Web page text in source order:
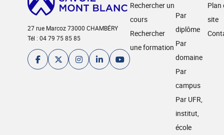
27 rue Marcoz 73000 CHAMBÉRY
Tél : 04 79 75 85 85
Rechercher un
cours
Rechercher
une formation
Par
diplôme
Par
domaine
Par
campus
Par UFR,
institut,
école
Plan
site